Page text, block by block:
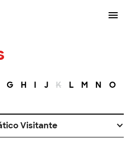
G H I J K L M N O
Visitante